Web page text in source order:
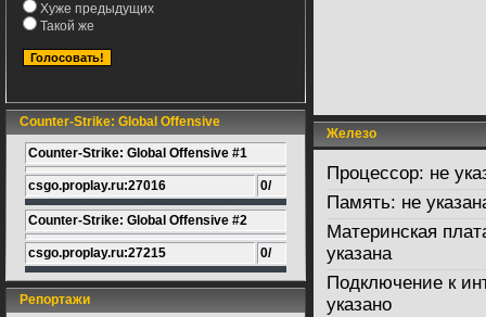
Хуже предыдущих
Такой же
Counter-Strike: Global Offensive
Counter-Strike: Global Offensive #1
csgo.proplay.ru:27016 0/
Counter-Strike: Global Offensive #2
csgo.proplay.ru:27215 0/
Репортажи
Железо
Процессор: не
Память: не
Материнская
указана
Подключение к
указано